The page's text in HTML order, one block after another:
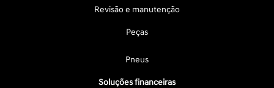
Revisão e manutenção
Peças
Pneus
Soluções financeiras